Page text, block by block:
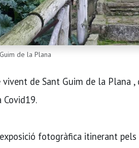
de la Plana
vivent de Sant Guim de la Plana
Covid19.
fotogràfica itinerant